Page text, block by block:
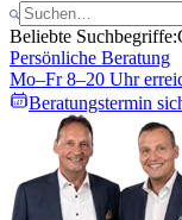
Beliebte Suchbegriffe:
Persönliche Beratung
Mo–Fr 8–20 Uhr
Beratungstermin